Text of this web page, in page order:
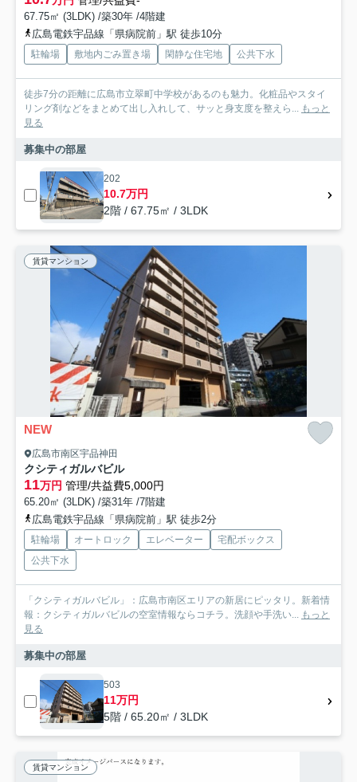
67.75㎡ (3LDK) /築30年 /4階建
広島電鉄宇品線「県病院前」駅 徒歩10分
駐輪場 敷地内ごみ置き場 閑静な住宅地 公共下水
徒歩7分の距離に広島市立翠町中学校があるのも魅力。化粧品やスタイ
リング剤などをまとめて出し入れして、サッと身支度を整えら... もっと
見る
募集中の部屋
202
10.7万円
2階 / 67.75㎡ / 3LDK
賃貸マンション
NEW
広島市南区宇品神田
クシティガルバビル
11万円 管理/共益費5,000円
65.20㎡ (3LDK) /築31年 /7階建
広島電鉄宇品線「県病院前」駅 徒歩2分
駐輪場 オートロック エレベーター
宅配ボックス
公共下水
「クシティガルバビル」：広島市南区エリアの新居にピッタリ。新着情
報：クシティガルバビルの空室情報ならコチラ。洗顔や手洗い... もっと
見る
募集中の部屋
503
11万円
5階 / 65.20㎡ / 3LDK
賃貸マンション